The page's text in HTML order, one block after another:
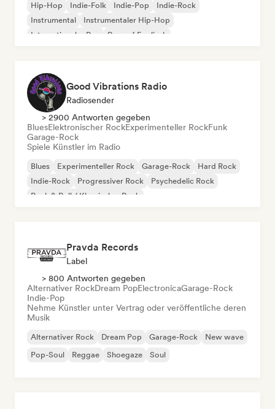
Hip-Hop Indie-Folk Indie-Pop
Indie-Rock
Instrumental
Instrumentaler Hip-Hop
Internationaler Rap
Rap auf Englisch
Good Vibrations Radio
Radiosender
> 2900 Antworten gegeben
BluesElektronischer RockExperimenteller RockFunk
Garage-Rock
Spiele Künstler im Radio
Blues Experimenteller Rock Garage-Rock
Hard Rock
Indie-Rock
Progressiver Rock
Psychedelic Rock
Rock & Roll / Klassischer Rock
Pravda Records
Label
> 800 Antworten gegeben
Alternativer RockDream PopElectronicaGarage-Rock
Indie-Pop
Nehme Künstler unter Vertrag oder veröffentliche deren
Musik
Alternativer Rock Dream Pop Garage-Rock
New wave
Pop-Soul
Reggae Shoegaze Soul